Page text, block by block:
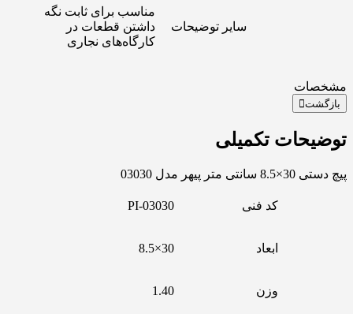
سایر توضیحات
مناسب برای ثابت نگه
داشتن قطعات در
کارگاه‌های نجاری
مشخصات
بازگشت
توضیحات تکمیلی
پیچ دستی 30×8.5 سانتی متر پیهر مدل 03030
کد فنی PI-03030
ابعاد 30×8.5
وزن 1.40